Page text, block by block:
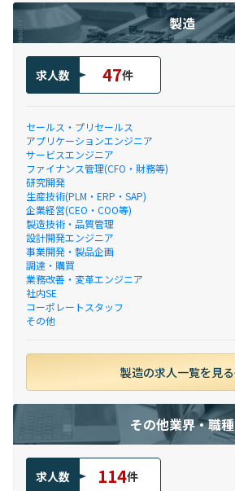
製造
求人数 47件
セールス・プリセールス
アプリケーションエンジニア
サービスエンジニア
ファイナンス管理(CFO・財務等)
研究開発
生産技術(PLM・ERP・SAP)
企業経営(CEO・COO等)
製造技術・品質管理
設計開発エンジニア
事業開発・製品企画
調達・購買
業務改善・変革エンジニア
社内SE
コーポレートスタッフ
その他
製造の求人一覧を見る
その他業界・職種
求人数 114件